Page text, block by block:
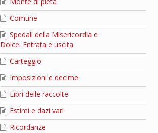
Comune
Spedali della Misericordia e
Dolce. Entrata e uscita
Carteggio
Imposizioni e decime
Libri delle raccolte
Estimi e dazi vari
Ricordanze